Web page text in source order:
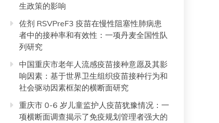
生政策的影响
佐剂 RSVPreF3 疫苗在慢性阻塞性肺病患
者中的接种率和有效性：一项丹麦全国性队
列研究
中国重庆市老年人流感疫苗接种意愿及其影
响因素：基于世界卫生组织疫苗接种行为和
社会驱动因素框架的横断面研究
重庆市 0-6 岁儿童监护人疫苗犹豫情况：一
项横断面调查揭示了免疫规划管理者强大的